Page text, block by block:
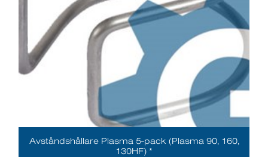
Avståndshållare Plasma 5-pack (Plasma 90, 160,
130HF) *